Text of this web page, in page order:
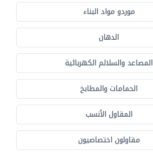
موردو مواد البناء
الدهان
المصاعد والسلالم الكهربائية
الحمامات والمطابخ
المقاول الأنسب
مقاولون اختصاصيون